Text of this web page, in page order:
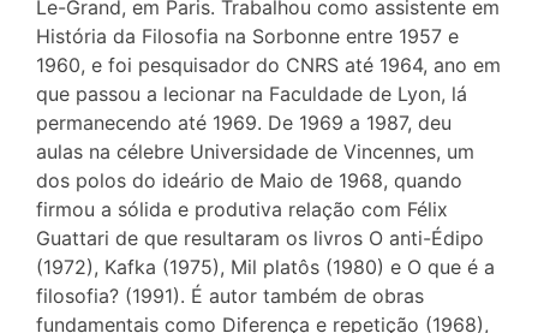
Le-Grand, em Paris. Trabalhou como assistente em
História da Filosofia na Sorbonne entre 1957 e
1960, e foi pesquisador do CNRS até 1964, ano em
que passou a lecionar na Faculdade de Lyon, lá
permanecendo até 1969. De 1969 a 1987, deu
aulas na célebre Universidade de Vincennes, um
dos polos do ideário de Maio de 1968, quando
firmou a sólida e produtiva relação com Félix
Guattari de que resultaram os livros O anti-Édipo
(1972), Kafka (1975), Mil platôs (1980) e O que é a
filosofia? (1991). É autor também de obras
fundamentais como Diferença e repetição (1968),